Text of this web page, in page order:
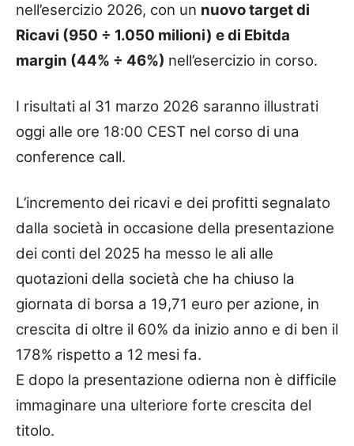
nell’esercizio 2026, con un nuovo target di
Ricavi (950 ÷ 1.050 milioni) e di Ebitda
margin (44% ÷ 46%) nell’esercizio in corso.
I risultati al 31 marzo 2026 saranno illustrati
oggi alle ore 18:00 CEST nel corso di una
conference call.
L’incremento dei ricavi e dei profitti segnalato
dalla società in occasione della presentazione
dei conti del 2025 ha messo le ali alle
quotazioni della società che ha chiuso la
giornata di borsa a 19,71 euro per azione, in
crescita di oltre il 60% da inizio anno e di ben il
178% rispetto a 12 mesi fa.
E dopo la presentazione odierna non è difficile
immaginare una ulteriore forte crescita del
titolo.